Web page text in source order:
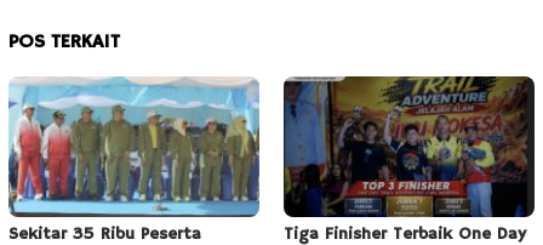
POS TERKAIT
Sekitar 35 Ribu Peserta
Tiga Finisher Terbaik One Day